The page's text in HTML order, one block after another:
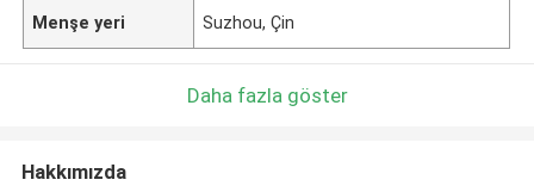
Menşe yeri Suzhou, Çin
Daha fazla göster
Hakkımızda